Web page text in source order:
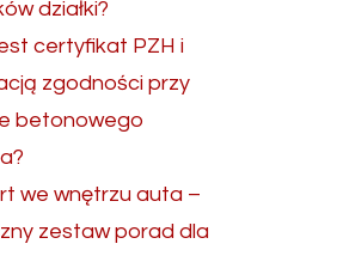
działki?
certyfikat PZH i
zgodności przy
betonowego
we wnętrzu auta –
zestaw porad dla